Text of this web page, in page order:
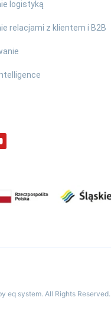
logistyką
relacjami z klientem i B2B
eq system. All Rights Reserved.